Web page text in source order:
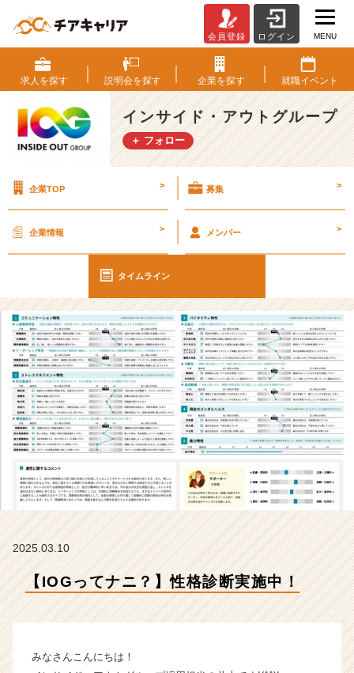
O
G
っ
て
ナ
ニ？】
断
中！
【イ
サ
イ
ド・
ア
ウ
ト
グ
ル
ー
の
タ
イ
ン】
|
ン
ャ
会員登録 ログイン MENU
求人を探す 説明会を探す 企業を探す 就職イベント
インサイド・アウトグループ
＋ フォロー
企業TOP > 募集 >
企業情報 > メンバー >
タイムライン
2025.03.10
【IOGってナニ？】性格診断実施中！
みなさんこんにちは！